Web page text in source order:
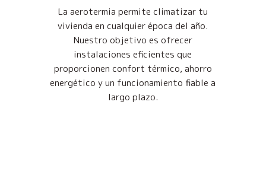
La aerotermia permite climatizar tu
vivienda en cualquier época del año.
Nuestro objetivo es ofrecer
instalaciones eficientes que
proporcionen confort térmico, ahorro
energético y un funcionamiento fiable a
largo plazo.